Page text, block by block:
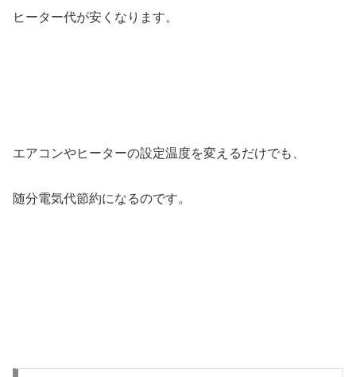
ヒーター代が安くなります。
エアコンやヒーターの設定温度を変えるだけでも、
随分電気代節約になるのです。